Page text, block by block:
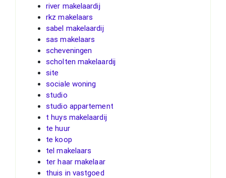
river makelaardij
rkz makelaars
sabel makelaardij
sas makelaars
scheveningen
scholten makelaardij
site
sociale woning
studio
studio appartement
t huys makelaardij
te huur
te koop
tel makelaars
ter haar makelaar
thuis in vastgoed